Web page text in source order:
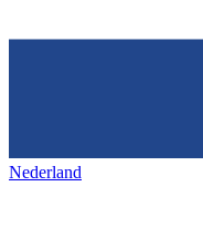
Nederland